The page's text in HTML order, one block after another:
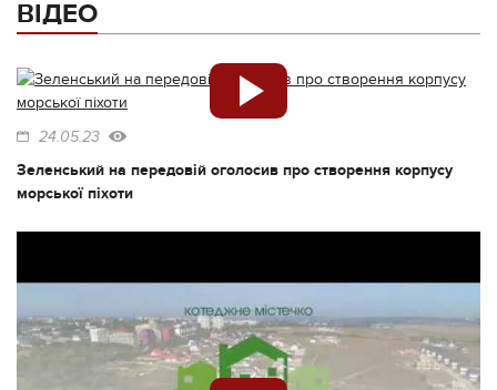
ВІДЕО
24.05.23
Зеленський на передовій оголосив про створення корпусу
морської піхоти